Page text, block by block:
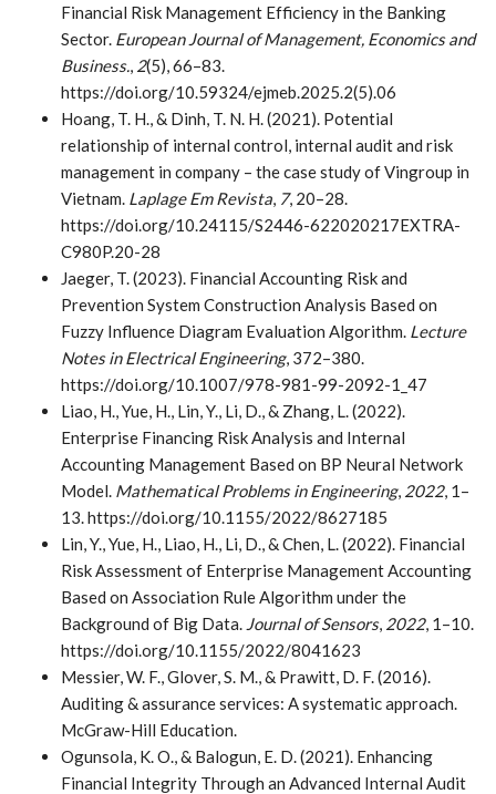
Financial Risk Management Efficiency in the Banking
Sector. European Journal of Management, Economics and
Business., 2(5), 66–83.
https://doi.org/10.59324/ejmeb.2025.2(5).06
Hoang, T. H., & Dinh, T. N. H. (2021). Potential
relationship of internal control, internal audit and risk
management in company – the case study of Vingroup in
Vietnam. Laplage Em Revista, 7, 20–28.
https://doi.org/10.24115/S2446-622020217EXTRA-
C980P.20-28
Jaeger, T. (2023). Financial Accounting Risk and
Prevention System Construction Analysis Based on
Fuzzy Influence Diagram Evaluation Algorithm. Lecture
Notes in Electrical Engineering, 372–380.
https://doi.org/10.1007/978-981-99-2092-1_47
Liao, H., Yue, H., Lin, Y., Li, D., & Zhang, L. (2022).
Enterprise Financing Risk Analysis and Internal
Accounting Management Based on BP Neural Network
Model. Mathematical Problems in Engineering, 2022, 1–
13. https://doi.org/10.1155/2022/8627185
Lin, Y., Yue, H., Liao, H., Li, D., & Chen, L. (2022). Financial
Risk Assessment of Enterprise Management Accounting
Based on Association Rule Algorithm under the
Background of Big Data. Journal of Sensors, 2022, 1–10.
https://doi.org/10.1155/2022/8041623
Messier, W. F., Glover, S. M., & Prawitt, D. F. (2016).
Auditing & assurance services: A systematic approach.
McGraw-Hill Education.
Ogunsola, K. O., & Balogun, E. D. (2021). Enhancing
Financial Integrity Through an Advanced Internal Audit